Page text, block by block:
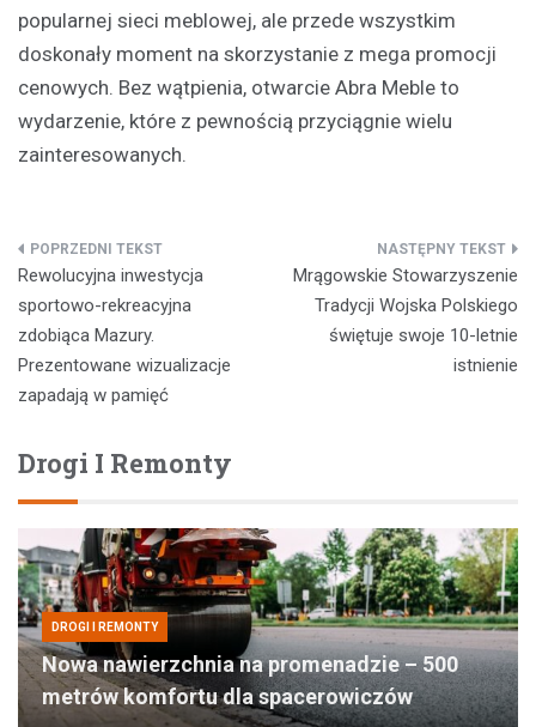
popularnej sieci meblowej, ale przede wszystkim
doskonały moment na skorzystanie z mega promocji
cenowych. Bez wątpienia, otwarcie Abra Meble to
wydarzenie, które z pewnością przyciągnie wielu
zainteresowanych.
Nawigacja
wpisu
Rewolucyjna inwestycja
sportowo-rekreacyjna
zdobiąca Mazury.
Prezentowane wizualizacje
zapadają w pamięć
Mrągowskie Stowarzyszenie
Tradycji Wojska Polskiego
świętuje swoje 10-letnie
istnienie
Drogi I Remonty
DROGI I REMONTY
Nowa nawierzchnia na promenadzie – 500
metrów komfortu dla spacerowiczów